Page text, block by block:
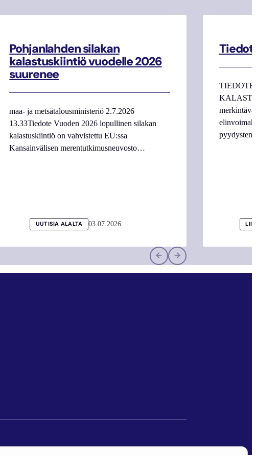
Pohjanlahden silakan
kalastuskiintiö vuodelle 2026
suurenee
maa- ja metsätalousministeriö 2.7.2026
13.33Tiedote Vuoden 2026 lopullinen silakan
kalastuskiintiö on vahvistettu EU:ssa
Kansainvälisen merentutkimusneuvosto…
UUTISIA ALALTA 03.07.2026
pyydysten